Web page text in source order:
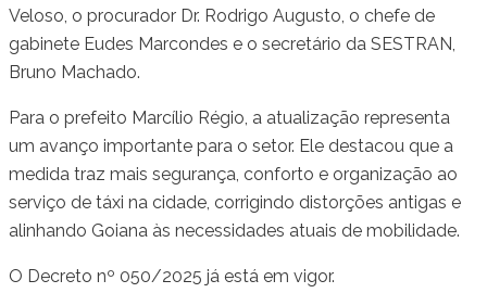
Veloso, o procurador Dr. Rodrigo Augusto, o chefe de
gabinete Eudes Marcondes e o secretário da SESTRAN,
Bruno Machado.
Para o prefeito Marcílio Régio, a atualização representa
um avanço importante para o setor. Ele destacou que a
medida traz mais segurança, conforto e organização ao
serviço de táxi na cidade, corrigindo distorções antigas e
alinhando Goiana às necessidades atuais de mobilidade.
O Decreto nº 050/2025 já está em vigor.